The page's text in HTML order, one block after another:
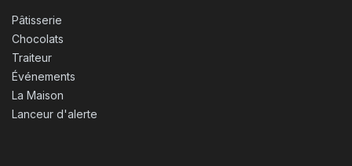
Pâtisserie
Chocolats
Traiteur
Événements
La Maison
Lanceur d'alerte